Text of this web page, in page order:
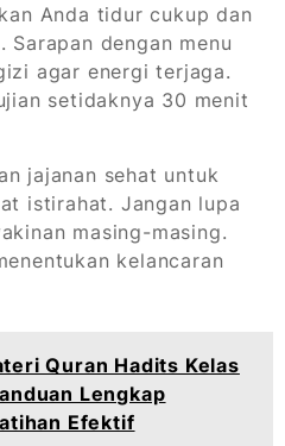
Anda tidur cukup dan
Sarapan dengan menu
agar energi terjaga.
setidaknya 30 menit
jajanan sehat untuk
istirahat. Jangan lupa
masing-masing.
kelancaran
Quran Hadits Kelas
Lengkap
Efektif